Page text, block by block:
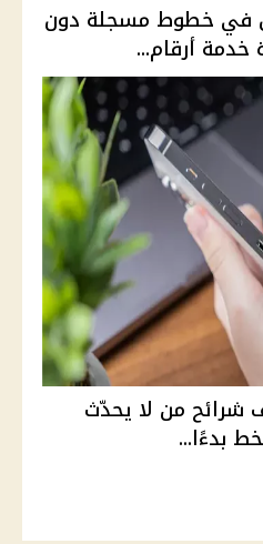
في خطوط مسجلة دون
خدمة أرقام...
شرائح من لا يحدّث
بدءًا...